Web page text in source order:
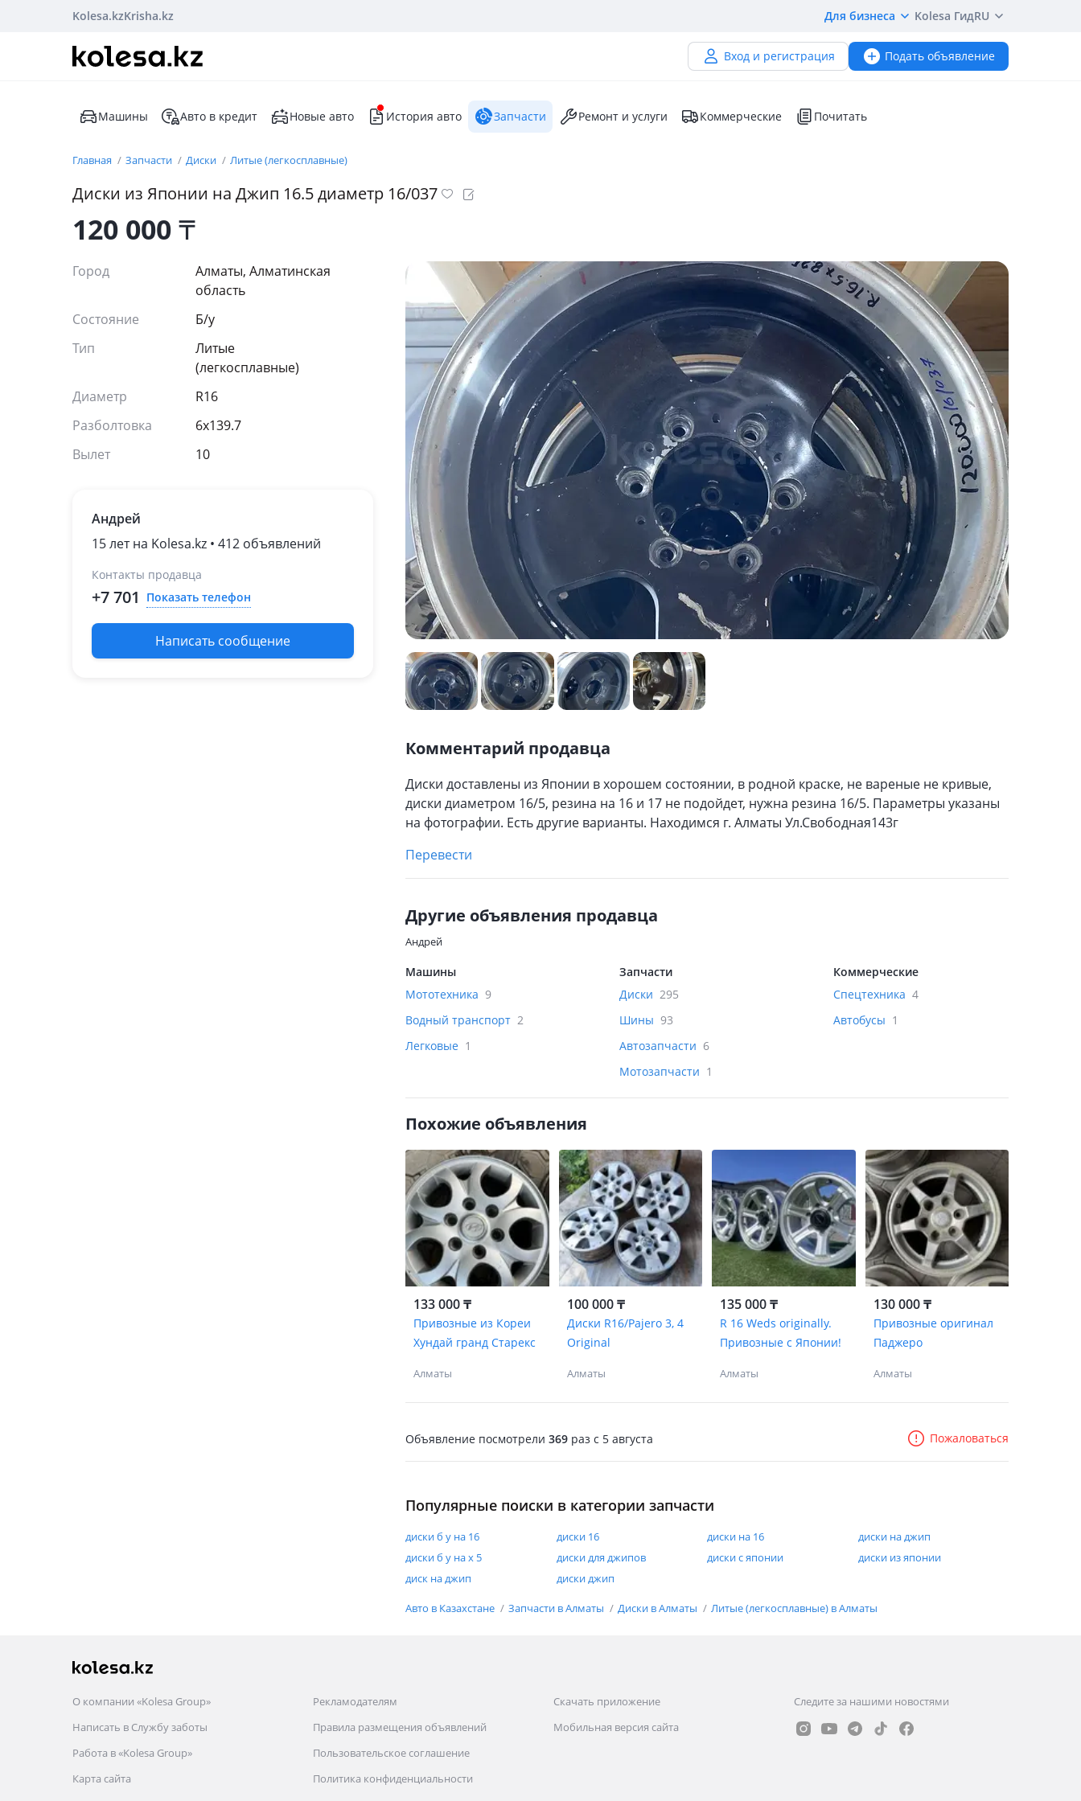
Kolesa.kzKrisha.kz Для бизнеса Kolesa ГидRU
Вход и регистрация Подать объявление
Машины Авто в кредит Новые авто История авто Запчасти Ремонт и услуги Коммерческие Почитать
Главная Запчасти Диски Литые (легкосплавные)
Диски из Японии на Джип 16.5 диаметр 16/037
120 000₸
Город
Алматы, Алматинская
область
Состояние
Б/y
Тип
Литые
(легкосплавные)
Диаметр
R16
Разболтовка
6x139.7
Вылет
10
Андрей
15 лет на Kolesa.kz • 412 объявлений
Контакты продавца
+7 701 Показать телефон
Написать сообщение
Комментарий продавца
Диски доставлены из Японии в хорошем состоянии, в родной краске, не вареные не кривые,
диски диаметром 16/5, резина на 16 и 17 не подойдет, нужна резина 16/5. Параметры указаны
на фотографии. Есть другие варианты. Находимся г. Алматы Ул.Свободная143г
Перевести
Другие объявления продавца
Андрей
Машины
Мототехника 9
Водный транспорт 2
Легковые 1
Запчасти
Диски 295
Шины 93
Автозапчасти 6
Мотозапчасти 1
Коммерческие
Спецтехника 4
Автобусы 1
Похожие объявления
133 000 ₸
Привозные из Кореи
Хундай гранд Старекс
Алматы
100 000 ₸
Диски R16/Pajero 3, 4
Original
Алматы
135 000 ₸
R 16 Weds originally.
Привозные с Японии!
Алматы
130 000 ₸
Привозные оригинал
Паджеро
Алматы
Объявление посмотрели 369 раз c 5 августа Пожаловаться
Популярные поиски в категории запчасти
диски б у на 16 диски 16 диски на 16
диски на джип
диски б у на х 5
диски для джипов диски с японии
диски из японии
диск на джип
диски джип
Авто в Казахстане Запчасти в Алматы Диски в Алматы Литые (легкосплавные) в Алматы
О компании «Kolesa Group»
Написать в Службу заботы
Работа в «Kolesa Group»
Карта сайта
Рекламодателям
Правила размещения объявлений
Пользовательское соглашение
Политика конфиденциальности
Скачать приложение
Мобильная версия сайта
Следите за нашими новостями